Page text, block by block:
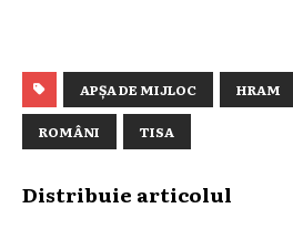
APȘA DE MIJLOC HRAM
ROMÂNI TISA
Distribuie articolul